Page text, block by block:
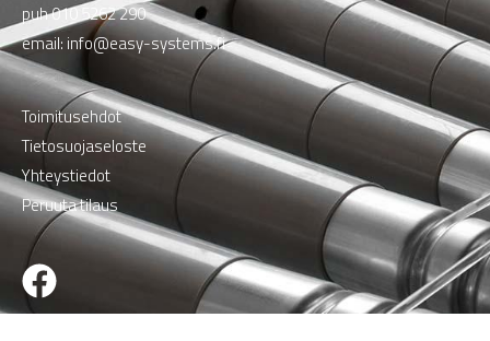
puh010 5262 290
email: info@easy-systems.fi
Toimitusehdot
Tietosuojaseloste
Yhteystiedot
Peruuta tilaus